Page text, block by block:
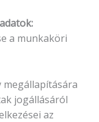
a munkaköri
megállapítására
jogállásáról
az